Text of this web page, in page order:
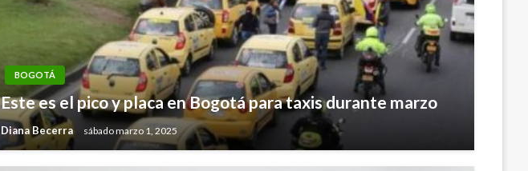
BOGOTÁ
Este es el pico y placa en Bogotá para taxis durante marzo
Diana Becerra sábado marzo 1, 2025